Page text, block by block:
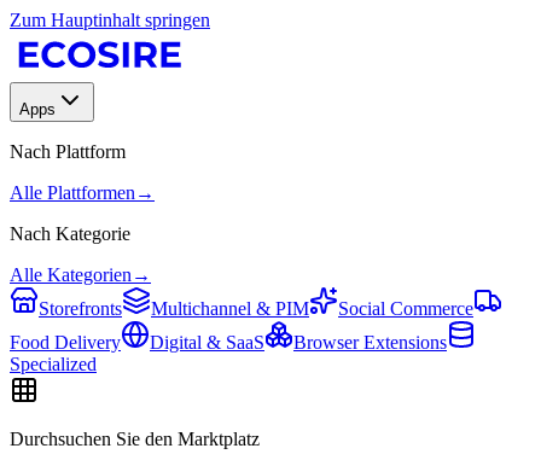
Zum Hauptinhalt springen
Apps
Nach Plattform
Alle Plattformen →
Nach Kategorie
Alle Kategorien →
Storefronts
Multichannel & PIM
Social Commerce
Food Delivery
Digital & SaaS
Browser Extensions
Specialized
Durchsuchen Sie den Marktplatz